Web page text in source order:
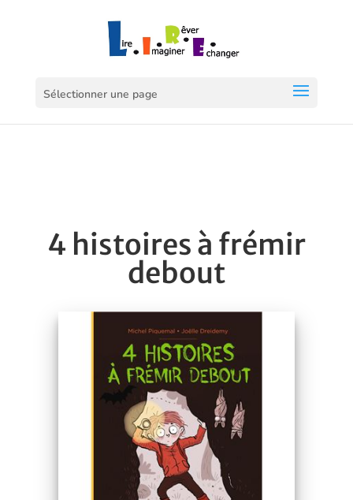
Sélectionner une page
4 histoires à frémir
debout